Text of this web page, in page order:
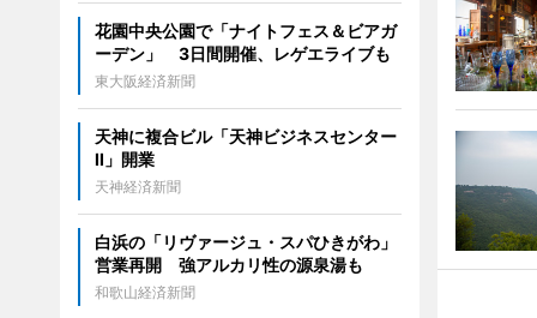
花園中央公園で「ナイトフェス＆ビアガ
ーデン」 3日間開催、レゲエライブも
東大阪経済新聞
天神に複合ビル「天神ビジネスセンター
II」開業
天神経済新聞
白浜の「リヴァージュ・スパひきがわ」
営業再開 強アルカリ性の源泉湯も
和歌山経済新聞